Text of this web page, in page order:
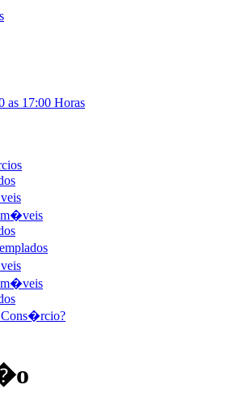
as 17:00 Horas
Cons�rcio?